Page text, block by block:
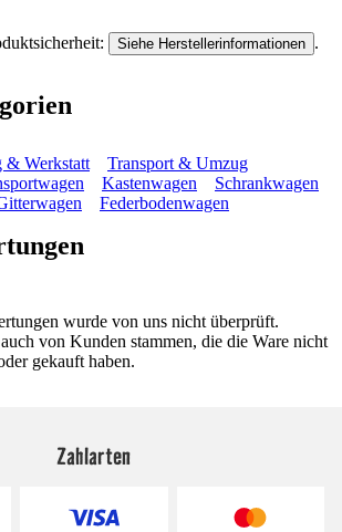
Siehe Herstellerinformationen .
& Werkstatt
Transport & Umzug
Kastenwagen
Schrankwagen
Federbodenwagen
wurde von uns nicht überprüft.
von Kunden stammen, die die Ware nicht
gekauft haben.
Zahlarten